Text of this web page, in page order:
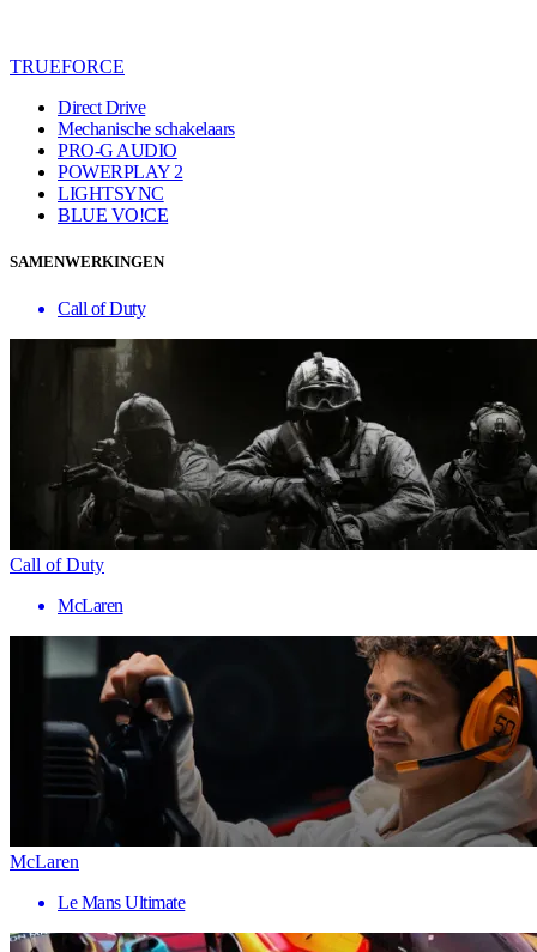
TRUEFORCE
Direct Drive
Mechanische schakelaars
PRO-G AUDIO
POWERPLAY 2
LIGHTSYNC
BLUE VO!CE
SAMENWERKINGEN
Call of Duty
Call of Duty
McLaren
McLaren
Le Mans Ultimate